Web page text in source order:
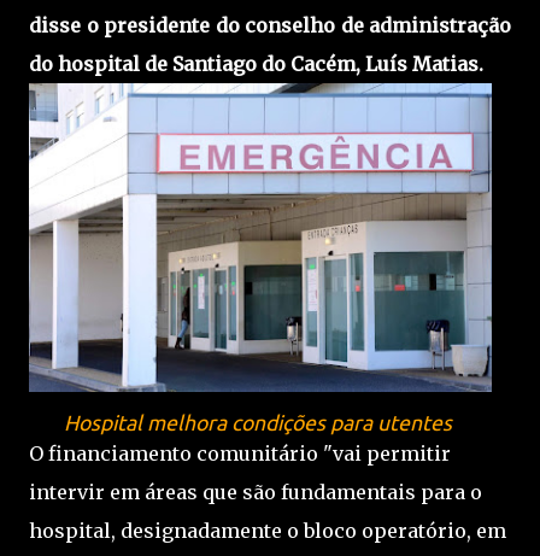
disse o presidente do conselho de administração
do hospital de Santiago do Cacém, Luís Matias.
Hospital melhora condições para utentes
O financiamento comunitário "vai permitir
intervir em áreas que são fundamentais para o
hospital, designadamente o bloco operatório, em